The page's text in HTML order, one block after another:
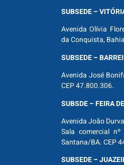
SUBSEDE –
Avenida Olívia
da Conquista,
SUBSEDE –
Avenida José
CEP 47.800.306.
SUBSDE – FEIRA
Avenida João
Sala comercial
Santana/BA. CEP
SUBSEDE –